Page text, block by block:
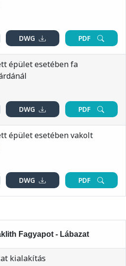
DWG PDF
épület esetében fa
DWG PDF
épület esetében vakolt
DWG PDF
Fagyapot - Lábazat
kialakítás